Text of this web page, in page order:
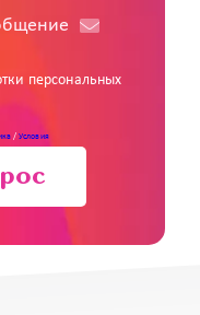
персональных
/Условия